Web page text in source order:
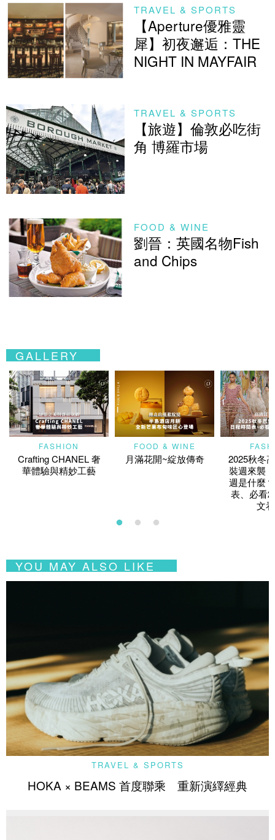
TRAVEL & SPORTS
【Aperture優雅靈
犀】初夜邂逅：THE
NIGHT IN MAYFAIR
TRAVEL & SPORTS
【旅遊】倫敦必吃街
角 博羅市場
FOOD & WINE
劉晉：英國名物Fish
and Chips
GALLERY
FASHION
Crafting CHANEL 奢
華體驗與精妙工藝
FOOD & WINE
月滿花開~綻放傳奇
2025秋冬
裝週來襲
週是什麼
表、必看
文
YOU MAY ALSO LIKE
TRAVEL & SPORTS
HOKA × BEAMS 首度聯乘 重新演繹經典